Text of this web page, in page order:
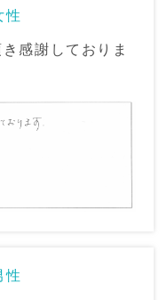
性
感謝しておりま
性